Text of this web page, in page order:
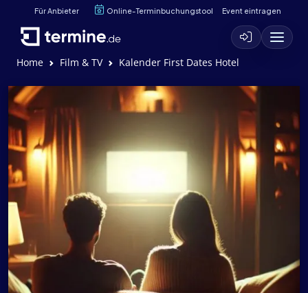
Für Anbieter Online-Terminbuchungstool Event eintragen
Home Film & TV Kalender First Dates Hotel